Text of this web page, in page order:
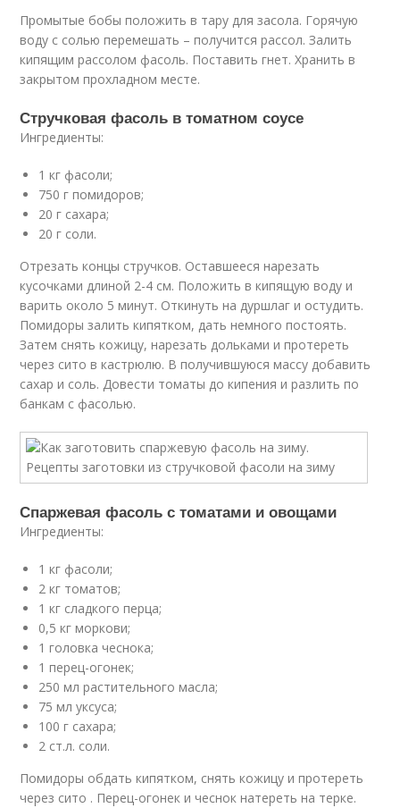
Промытые бобы положить в тару для засола. Горячую
воду с солью перемешать – получится рассол. Залить
кипящим рассолом фасоль. Поставить гнет. Хранить в
закрытом прохладном месте.
Стручковая фасоль в томатном соусе
Ингредиенты:
1 кг фасоли;
750 г помидоров;
20 г сахара;
20 г соли.
Отрезать концы стручков. Оставшееся нарезать
кусочками длиной 2-4 см. Положить в кипящую воду и
варить около 5 минут. Откинуть на дуршлаг и остудить.
Помидоры залить кипятком, дать немного постоять.
Затем снять кожицу, нарезать дольками и протереть
через сито в кастрюлю. В получившуюся массу добавить
сахар и соль. Довести томаты до кипения и разлить по
банкам с фасолью.
Спаржевая фасоль с томатами и овощами
Ингредиенты:
1 кг фасоли;
2 кг томатов;
1 кг сладкого перца;
0,5 кг моркови;
1 головка чеснока;
1 перец-огонек;
250 мл растительного масла;
75 мл уксуса;
100 г сахара;
2 ст.л. соли.
Помидоры обдать кипятком, снять кожицу и протереть
через сито . Перец-огонек и чеснок натереть на терке.